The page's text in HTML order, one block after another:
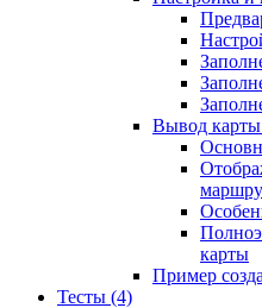
Вывод карты
карты
Пример
Тесты (4)